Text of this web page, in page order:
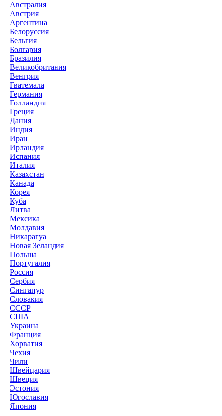
Австралия
Австрия
Аргентина
Белоруссия
Бельгия
Болгария
Бразилия
Великобритания
Венгрия
Гватемала
Германия
Голландия
Греция
Дания
Индия
Иран
Ирландия
Испания
Италия
Казахстан
Канада
Корея
Куба
Литва
Мексика
Молдавия
Никарагуа
Новая Зеландия
Польша
Португалия
Россия
Сербия
Сингапур
Словакия
СССР
США
Украина
Франция
Хорватия
Чехия
Чили
Швейцария
Швеция
Эстония
Югославия
Япония